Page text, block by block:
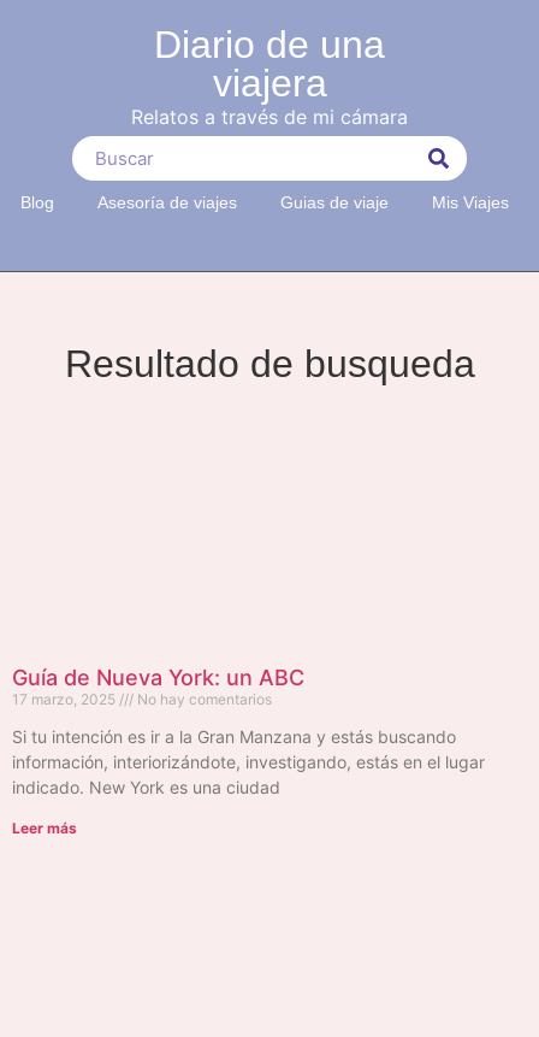
Diario de una
viajera
Relatos a través de mi cámara
Blog Asesoría de viajes Guias de viaje Mis Viajes
Resultado de busqueda
Guía de Nueva York: un ABC
17 marzo, 2025 No hay comentarios
Si tu intención es ir a la Gran Manzana y estás buscando
información, interiorizándote, investigando, estás en el lugar
indicado. New York es una ciudad
Leer más